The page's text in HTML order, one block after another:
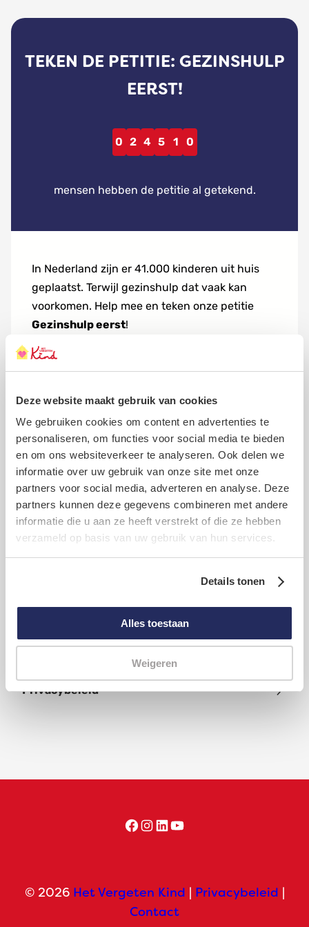
Deze website maakt gebruik van cookies
We gebruiken cookies om content en advertenties te
personaliseren, om functies voor social media te bieden
en om ons websiteverkeer te analyseren. Ook delen we
informatie over uw gebruik van onze site met onze
partners voor social media, adverteren en analyse. Deze
partners kunnen deze gegevens combineren met andere
informatie die u aan ze heeft verstrekt of die ze hebben
verzameld op basis van uw gebruik van hun services.
Details tonen
Alles toestaan
Weigeren
TEKEN DE PETITIE: GEZINSHULP
EERST!
5
mensen hebben de petitie al getekend.
In Nederland zijn er 41.000 kinderen uit huis
geplaatst. Terwijl gezinshulp dat vaak kan
voorkomen. Help mee en teken onze petitie
Gezinshulp eerst!
Deze petitie is afgesloten, tekenen is niet
meer mogelijk. Maar onze strijd voor betere
steun goed bij gebruiken. Help mee en
doneer!
Doneren
Wat gebeurt er met mijn handtekening?
Wat doet Het Vergeten Kind nog meer?
Privacybeleid
Facebook InstagramLinkedIn YouTube
© 2026 Het Vergeten Kind Privacybeleid
Contact